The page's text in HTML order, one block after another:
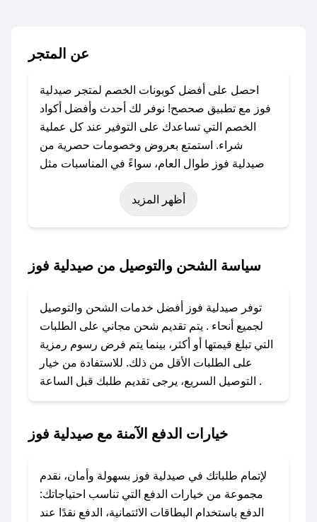
عن المتجر
احصل على أفضل كوبونات الخصم لمتجر صيدلية
فوز مع تطبيق صحصح! نوفر لك أحدث وأفضل أكواد
الخصم التي تساعدك على التوفير عند كل عملية
شراء. استمتع بعروض وخصومات حصرية من
صيدلية فوز طوال العام، سواءً في المناسبات مثل
عيد الفطر، عيد الأضحى، الجمعة البيضاء (شهر
نوفمبر)، رمضان، اليوم الوطني، يوم التأسيس، أو
حتى عروض خاصة أخرى.
باستخدام تطبيق صحصح، يمكنك العثور بسهولة على
تواصل معنا عبر تويتر أو البريد الإلكتروني لإضافته
بسرعة.
### كيفية استخدام كود خصم صيدلية فوز؟
1. انسخ كود الخصم من تطبيق صحصح.
2. الصقه في خانة الدفع عند التسوق من صيدلية
لا تقلق! يمكنك التواصل مع فريق دعم صحصح عبر
الرسائل الخاصة على تويتر أو البريد الإلكتروني،
وسنقوم بحل المشكلة في أسرع وقت ممكن.
أظهر المزيد
سياسة الشحن والتوصيل من صيدلية فوز
توفر صيدلية فوز أفضل خدمات الشحن والتوصيل
لجميع أنحاء . يتم تقديم شحن مجاني على الطلبات
التي تبلغ قيمتها أو أكثر، بينما يتم فرض رسوم رمزية
على الطلبات الأقل من ذلك. للاستفادة من خيار
التوصيل السريع، يرجى تقديم طلبك قبل الساعة .
خيارات الدفع الآمنة مع صيدلية فوز
لإتمام طلباتك في صيدلية فوز بسهولة وأمان، نقدم
مجموعة من خيارات الدفع التي تناسب احتياجاتك:
الدفع باستخدام البطاقات الائتمانية، الدفع نقدًا عند